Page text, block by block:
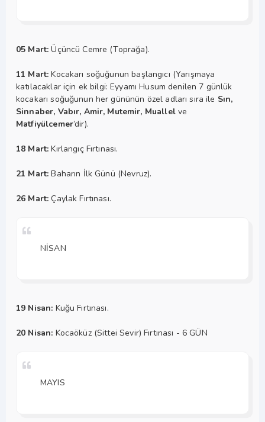
05 Mart: Üçüncü Cemre (Toprağa).
11 Mart: Kocakarı soğuğunun başlangıcı (Yarışmaya
katılacaklar için ek bilgi: Eyyamı Husum denilen 7 günlük
kocakarı soğuğunun her gününün özel adları sıra ile Sın,
Sinnaber, Vabır, Amir, Mutemir, Muallel ve
Matfiyülcemer’dir).
18 Mart: Kırlangıç Fırtınası.
21 Mart: Baharın İlk Günü (Nevruz).
26 Mart: Çaylak Fırtınası.
NİSAN
19 Nisan: Kuğu Fırtınası.
20 Nisan: Kocaöküz (Sittei Sevir) Fırtınası - 6 GÜN
MAYIS